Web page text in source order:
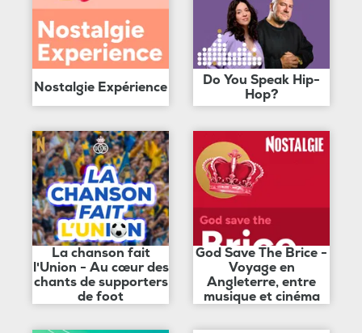
Nostalgie Expérience
Do You Speak Hip-
Hop?
La chanson fait
l'Union - Au cœur des
chants de supporters
de foot
God Save The Brice -
Voyage en
Angleterre, entre
musique et cinéma